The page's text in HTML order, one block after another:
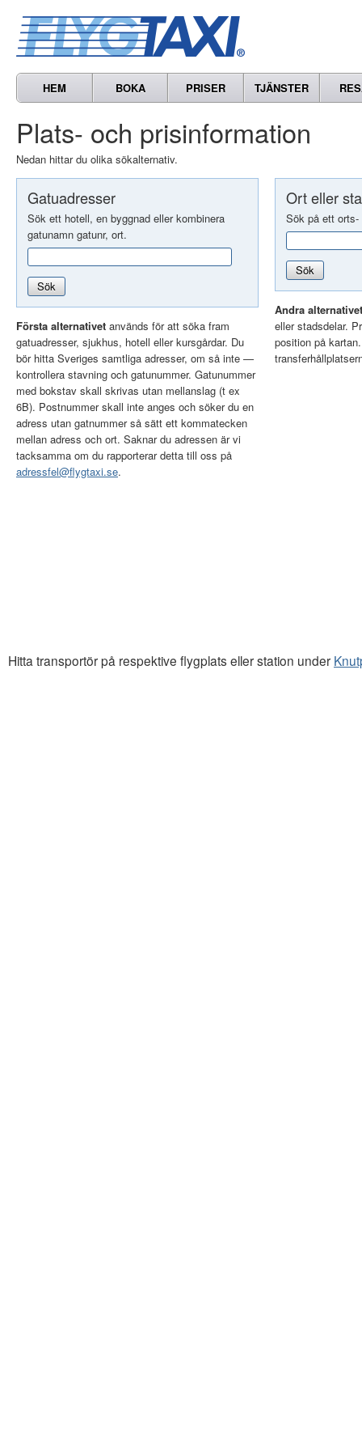
HEM BOKA PRISER TJÄNSTER
Plats- och prisinformation
Nedan hittar du olika sökalternativ.
Gatuadresser
Sök ett hotell, en byggnad eller kombinera
gatunamn gatunr, ort.
Sök
Första alternativet används för att söka fram
gatuadresser, sjukhus, hotell eller kursgårdar. Du
bör hitta Sveriges samtliga adresser, om så inte —
kontrollera stavning och gatunummer. Gatunummer
med bokstav skall skrivas utan mellanslag (t ex
6B). Postnummer skall inte anges och söker du en
adress utan gatnummer så sätt ett kommatecken
mellan adress och ort. Saknar du adressen är vi
tacksamma om du rapporterar detta till oss på
adressfel@flygtaxi.se.
Ort eller
Sök på ett
Sök
Andra alternativet
eller stadsdelar.
position på
Hitta transportör på respektive flygplats eller station under